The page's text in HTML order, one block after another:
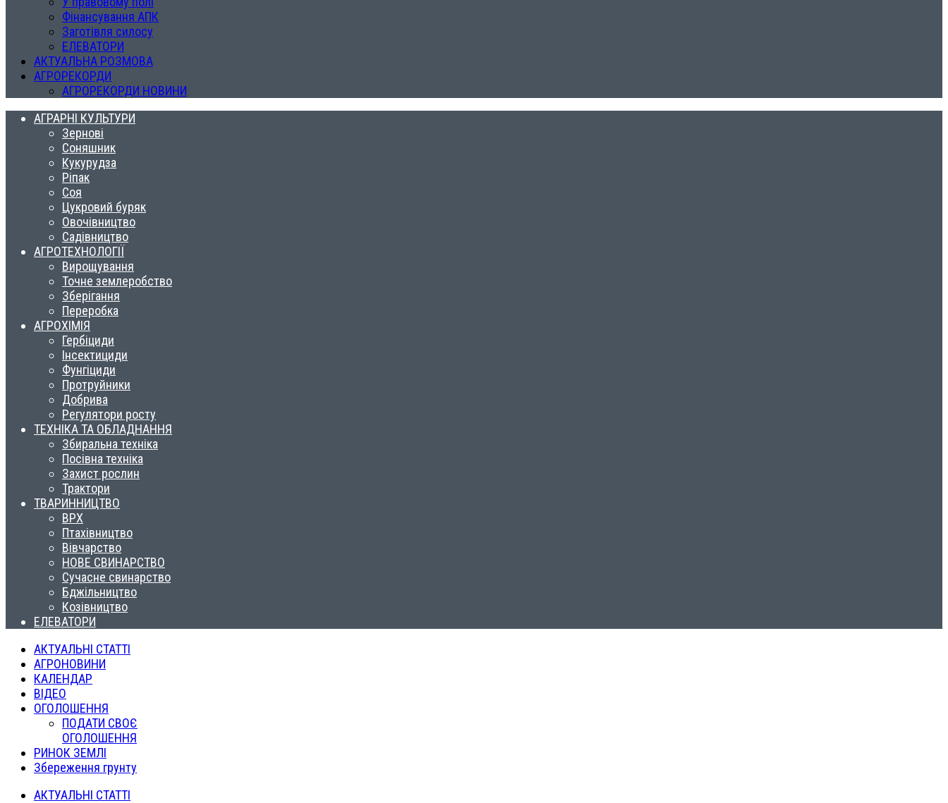
Фінансування АПК
Заготівля силосу
ЕЛЕВАТОРИ
АКТУАЛЬНА РОЗМОВА
АГРОРЕКОРДИ
АГРОРЕКОРДИ НОВИНИ
АГРАРНІ КУЛЬТУРИ
Зернові
Соняшник
Кукурудза
Ріпак
Соя
Цукровий буряк
Овочівництво
Садівництво
АГРОТЕХНОЛОГІЇ
Вирощування
Точне землеробство
Зберігання
Переробка
АГРОХІМІЯ
Гербіциди
Інсектициди
Фунгіциди
Протруйники
Добрива
Регулятори росту
ТЕХНІКА ТА ОБЛАДНАННЯ
Збиральна техніка
Посівна техніка
Захист рослин
Трактори
ТВАРИННИЦТВО
ВРХ
Птахівництво
Вівчарство
НОВЕ СВИНАРСТВО
Сучасне свинарство
Бджільництво
Козівництво
ЕЛЕВАТОРИ
АКТУАЛЬНІ СТАТТІ
АГРОНОВИНИ
КАЛЕНДАР
ВІДЕО
ОГОЛОШЕННЯ
ПОДАТИ СВОЄ
ОГОЛОШЕННЯ
РИНОК ЗЕМЛІ
Збереження грунту
АКТУАЛЬНІ СТАТТІ